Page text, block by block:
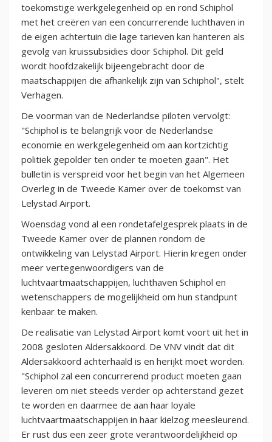
toekomstige werkgelegenheid op en rond Schiphol
met het creëren van een concurrerende luchthaven in
de eigen achtertuin die lage tarieven kan hanteren als
gevolg van kruissubsidies door Schiphol. Dit geld
wordt hoofdzakelijk bijeengebracht door de
maatschappijen die afhankelijk zijn van Schiphol", stelt
Verhagen.
De voorman van de Nederlandse piloten vervolgt:
"Schiphol is te belangrijk voor de Nederlandse
economie en werkgelegenheid om aan kortzichtig
politiek gepolder ten onder te moeten gaan". Het
bulletin is verspreid voor het begin van het Algemeen
Overleg in de Tweede Kamer over de toekomst van
Lelystad Airport.
Woensdag vond al een rondetafelgesprek plaats in de
Tweede Kamer over de plannen rondom de
ontwikkeling van Lelystad Airport. Hierin kregen onder
meer vertegenwoordigers van de
luchtvaartmaatschappijen, luchthaven Schiphol en
wetenschappers de mogelijkheid om hun standpunt
kenbaar te maken.
De realisatie van Lelystad Airport komt voort uit het in
2008 gesloten Aldersakkoord. De VNV vindt dat dit
Aldersakkoord achterhaald is en herijkt moet worden.
"Schiphol zal een concurrerend product moeten gaan
leveren om niet steeds verder op achterstand gezet
te worden en daarmee de aan haar loyale
luchtvaartmaatschappijen in haar kielzog meesleurend.
Er rust dus een zeer grote verantwoordelijkheid op